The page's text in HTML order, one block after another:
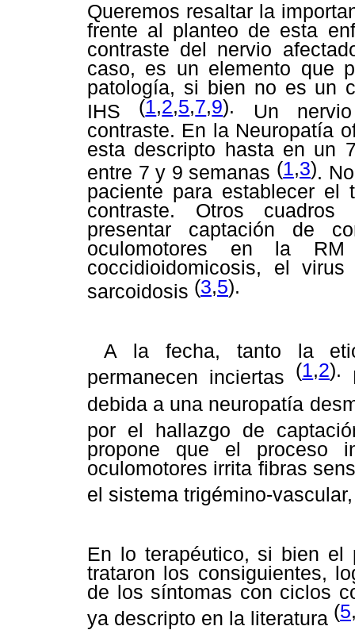
Queremos resaltar la
frente al planteo de esta
contraste del nervio
caso, es un elemento que
patología, si bien no es un
IHS (1,2,5,7,9). Un nervio
contraste. En la Neuropatía
esta descripto hasta en un
entre 7 y 9 semanas (1,3).
paciente para establecer el
contraste. Otros cuadros
presentar captación de
oculomotores en la
coccidioidomicosis, el
sarcoidosis (3,5).
A la fecha, tanto la
permanecen inciertas (1,2).
debida a una neuropatía
por el hallazgo de
propone que el proceso
oculomotores irrita fibras
el sistema trigémino-
En lo terapéutico, si bien el
trataron los consiguientes,
de los síntomas con ciclos
ya descripto en la literatura (5